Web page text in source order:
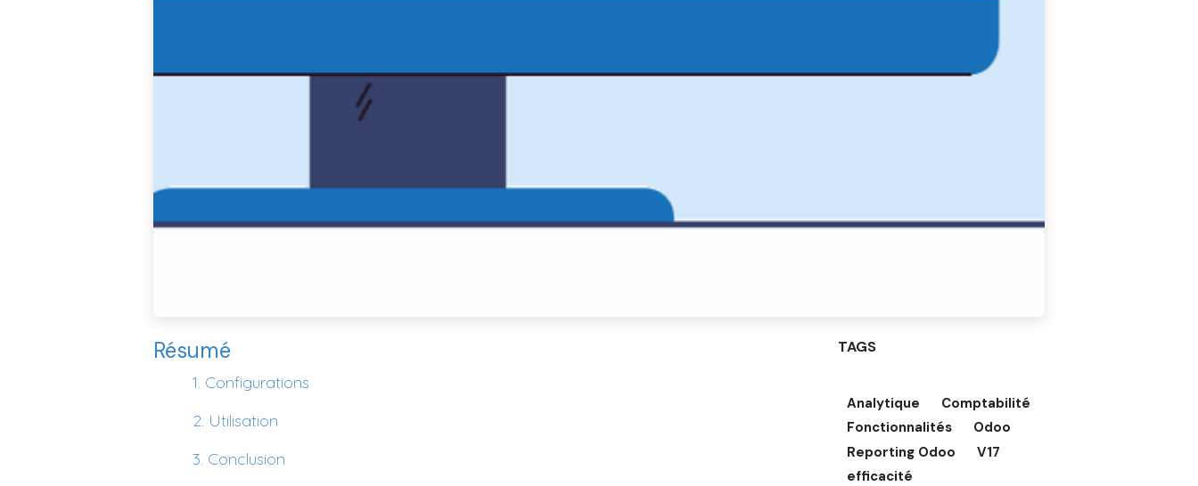
Résumé
​1. Configurations
​2. Utilisation
​3. Conclusion
TAGS
Analytique
Comptabilité
Fonctionnalités
Odoo
Reporting Odoo
V17
efficacité